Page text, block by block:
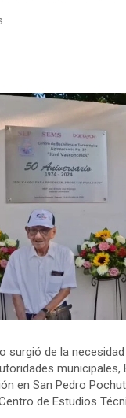
surgió de la
en San Pedro
de Estudios